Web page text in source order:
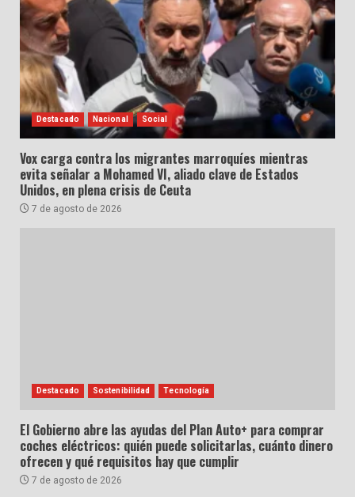
Destacado Nacional Social
Vox carga contra los migrantes marroquíes mientras
evita señalar a Mohamed VI, aliado clave de Estados
Unidos, en plena crisis de Ceuta
7 de agosto de 2026
Destacado Sostenibilidad Tecnología
El Gobierno abre las ayudas del Plan Auto+ para comprar
coches eléctricos: quién puede solicitarlas, cuánto dinero
ofrecen y qué requisitos hay que cumplir
7 de agosto de 2026